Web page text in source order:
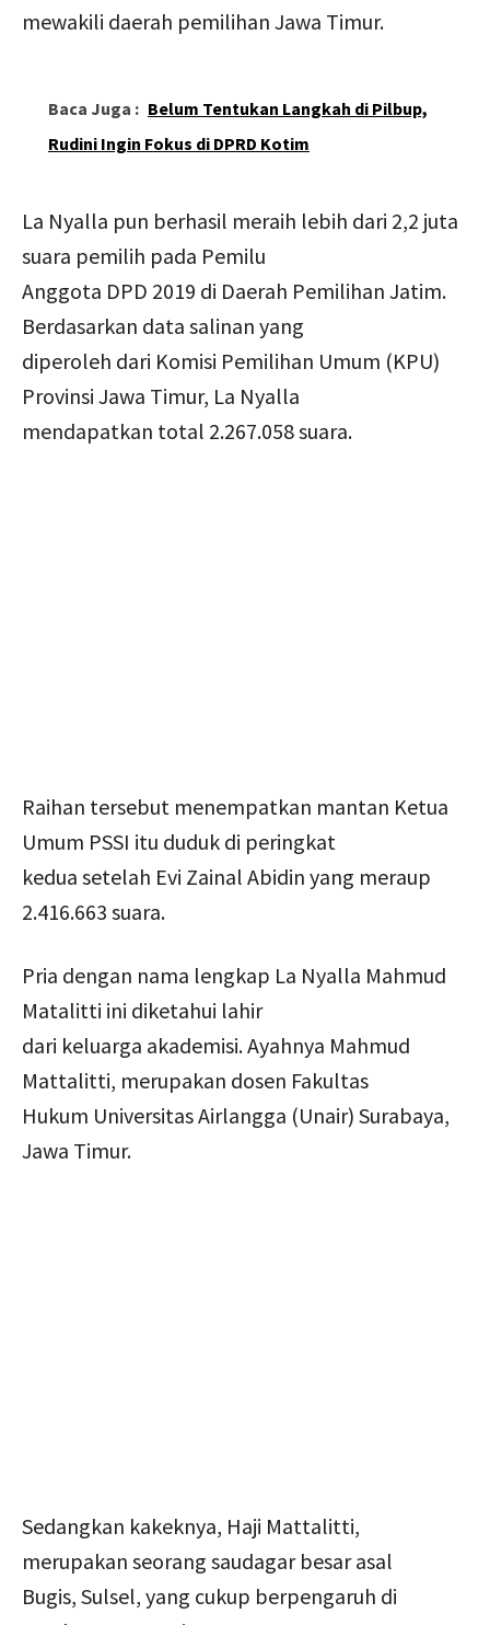
mewakili daerah pemilihan Jawa Timur.
Baca Juga : Belum Tentukan Langkah di Pilbup,
Rudini Ingin Fokus di DPRD Kotim
La Nyalla pun berhasil meraih lebih dari 2,2 juta
suara pemilih pada Pemilu
Anggota DPD 2019 di Daerah Pemilihan Jatim.
Berdasarkan data salinan yang
diperoleh dari Komisi Pemilihan Umum (KPU)
Provinsi Jawa Timur, La Nyalla
mendapatkan total 2.267.058 suara.
Raihan tersebut menempatkan mantan Ketua
Umum PSSI itu duduk di peringkat
kedua setelah Evi Zainal Abidin yang meraup
2.416.663 suara.
Pria dengan nama lengkap La Nyalla Mahmud
Matalitti ini diketahui lahir
dari keluarga akademisi. Ayahnya Mahmud
Mattalitti, merupakan dosen Fakultas
Hukum Universitas Airlangga (Unair) Surabaya,
Jawa Timur.
Sedangkan kakeknya, Haji Mattalitti,
merupakan seorang saudagar besar asal
Bugis, Sulsel, yang cukup berpengaruh di